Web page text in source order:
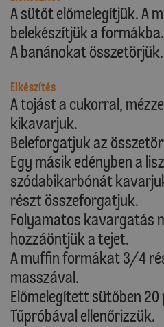
A sütőt előmelegítjük. A
belekészítjük a formákba.
A banánokat összetörjük.
Elkészítés
A tojást a cukorral,
kikavarjuk.
Beleforgatjuk az
Egy másik edényben a
szódabikarbónát
részt összeforgatjuk.
Folyamatos kavargatás
hozzáöntjük a tejet.
A muffin formákat 3/4
masszával.
Előmelegített sütőben
Tűpróbával ellenőrizzük.